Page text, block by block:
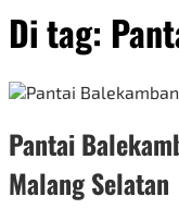
Di tag:
Pantai
Malang Selatan